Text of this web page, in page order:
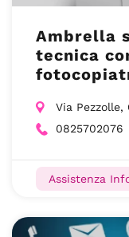
Ambrella
tecnica
Via Pezzolle,
0825702076
Assistenza